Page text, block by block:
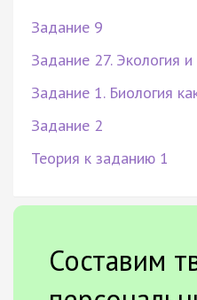
Задание 9
Задание 27. Экология
Задание 1. Биология
Задание 2
Теория к заданию 1
Составим